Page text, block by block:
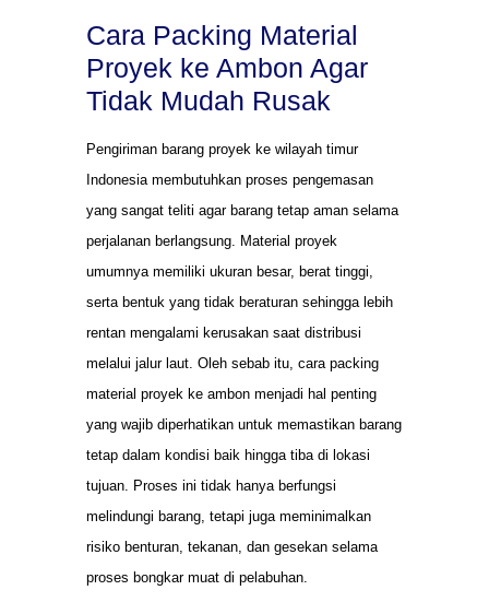
Cara Packing Material
Proyek ke Ambon Agar
Tidak Mudah Rusak
Pengiriman barang proyek ke wilayah timur
Indonesia membutuhkan proses pengemasan
yang sangat teliti agar barang tetap aman selama
perjalanan berlangsung. Material proyek
umumnya memiliki ukuran besar, berat tinggi,
serta bentuk yang tidak beraturan sehingga lebih
rentan mengalami kerusakan saat distribusi
melalui jalur laut. Oleh sebab itu, cara packing
material proyek ke ambon menjadi hal penting
yang wajib diperhatikan untuk memastikan barang
tetap dalam kondisi baik hingga tiba di lokasi
tujuan. Proses ini tidak hanya berfungsi
melindungi barang, tetapi juga meminimalkan
risiko benturan, tekanan, dan gesekan selama
proses bongkar muat di pelabuhan.